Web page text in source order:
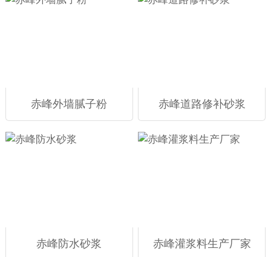
赤峰外墙腻子粉 赤峰道路修补砂浆
赤峰防水砂浆 赤峰灌浆料生产厂家